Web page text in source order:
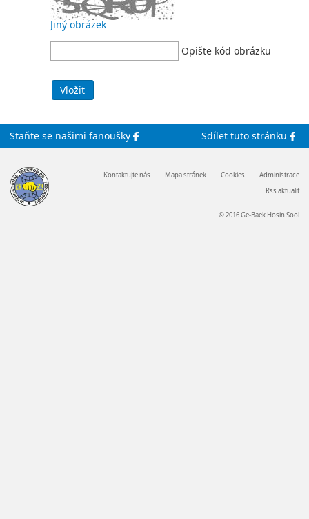
Jiný obrázek
Opište kód obrázku
Staňte se našimi fanoušky Sdílet tuto stránku
Kontaktujte nás Mapa stránek Cookies
Administrace
Rss aktualit
© 2016 Ge-Baek Hosin Sool